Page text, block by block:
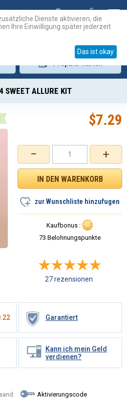
SWEET ALLURE KIT
Garantiert
Kann ich mein Geld
verdienen?
Aktivierungscode
+
−
$7.29
zur Wunschliste hinzufugen
Kaufbonus :
73 Belohnungspunkte
27 rezensionen
Dienste aktivieren, die
Ihre Einwilligung später jederzeit
Das ist okay